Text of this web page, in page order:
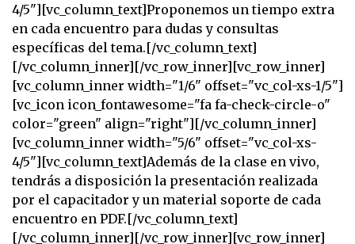
4/5"][vc_column_text]Proponemos un tiempo extra
en cada encuentro para dudas y consultas
específicas del tema.[/vc_column_text]
[/vc_column_inner][/vc_row_inner][vc_row_inner]
[vc_column_inner width="1/6" offset="vc_col-xs-1/5"]
[vc_icon icon_fontawesome="fa fa-check-circle-o"
color="green" align="right"][/vc_column_inner]
[vc_column_inner width="5/6" offset="vc_col-xs-
4/5"][vc_column_text]Además de la clase en vivo,
tendrás a disposición la presentación realizada
por el capacitador y un material soporte de cada
encuentro en PDF.[/vc_column_text]
[/vc_column_inner][/vc_row_inner][vc_row_inner]